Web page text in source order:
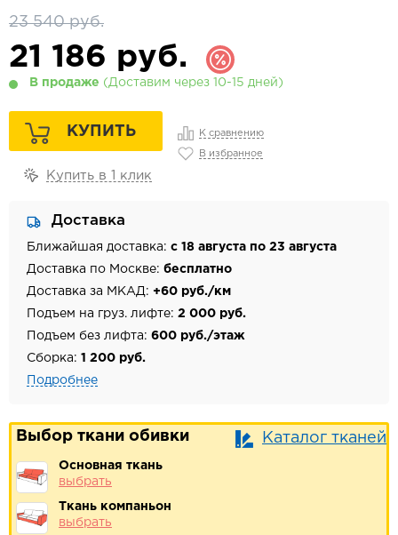
23 540 руб.
21 186 руб.
В продаже (Доставим через 10-15 дней)
КУПИТЬ К сравнению
В избранное
Купить в 1 клик
Доставка
Ближайшая доставка: с 18 августа по 23 августа
Доставка по Москве: бесплатно
Доставка за МКАД: +60 руб./км
Подъем на груз. лифте: 2 000 руб.
Подъем без лифта: 600 руб./этаж
Сборка: 1 200 руб.
Подробнее
Выбор ткани обивки Каталог тканей
Основная ткань
выбрать
Ткань компаньон
выбрать